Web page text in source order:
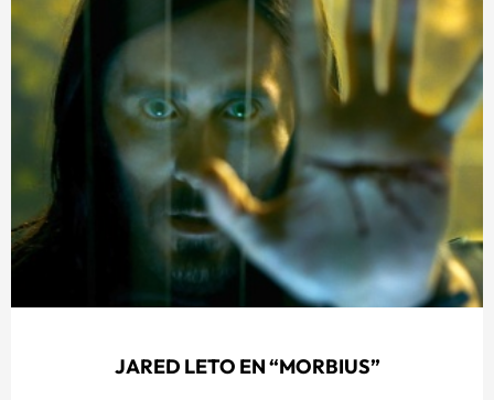
JARED LETO EN “MORBIUS”